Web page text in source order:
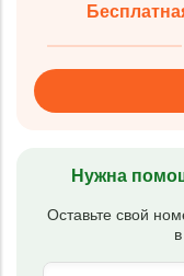
Нужна
Оставьте свой